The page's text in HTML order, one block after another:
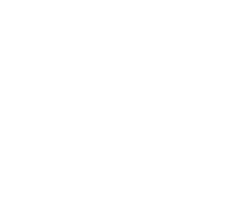
de esta receta